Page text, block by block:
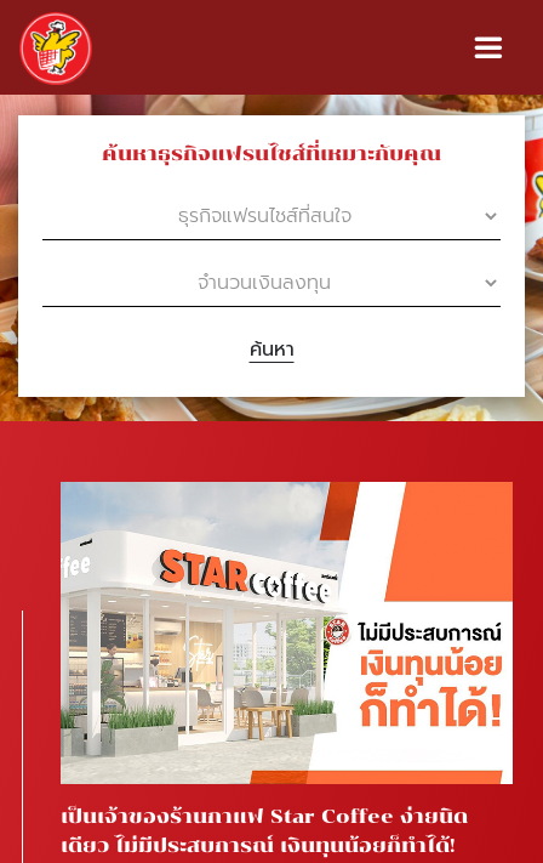
ค้นหาธุรกิจแฟรนไชส์ที่เหมาะกับคุณ
ค้นหา
เป็นเจ้าของร้านกาแฟ Star Coffee ง่ายนิด
เดียว ไม่มีประสบการณ์ เงินทุนน้อยก็ทำได้!